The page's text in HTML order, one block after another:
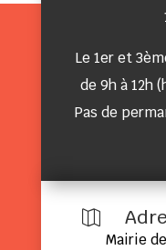
Le 1er et
de 9h à 12h
Pas de

Mairie